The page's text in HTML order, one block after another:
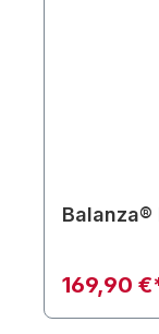
169,90